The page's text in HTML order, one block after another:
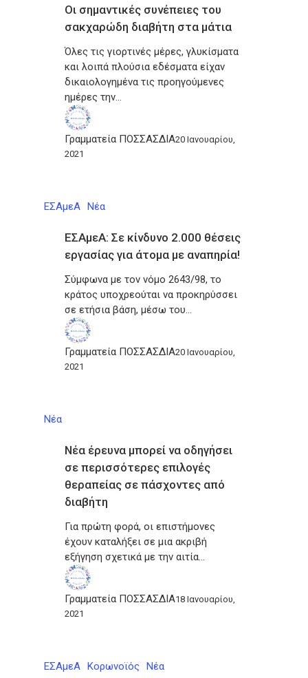
Οι σημαντικές συνέπειες του
σακχαρώδη διαβήτη στα μάτια
Όλες τις γιορτινές μέρες, γλυκίσματα
και λοιπά πλούσια εδέσματα είχαν
δικαιολογημένα τις προηγούμενες
ημέρες την…
Γραμματεία ΠΟΣΣΑΣΔΙΑ20 Ιανουαρίου,
2021
ΕΣΑμεΑ Νέα
ΕΣΑμεΑ: Σε κίνδυνο 2.000 θέσεις
εργασίας για άτομα με αναπηρία!
Σύμφωνα με τον νόμο 2643/98, το
κράτος υποχρεούται να προκηρύσσει
σε ετήσια βάση, μέσω του…
Γραμματεία ΠΟΣΣΑΣΔΙΑ20 Ιανουαρίου,
2021
Νέα
Νέα έρευνα μπορεί να οδηγήσει
σε περισσότερες επιλογές
θεραπείας σε πάσχοντες από
διαβήτη
Για πρώτη φορά, οι επιστήμονες
έχουν καταλήξει σε μια ακριβή
εξήγηση σχετικά με την αιτία…
Γραμματεία ΠΟΣΣΑΣΔΙΑ18 Ιανουαρίου,
2021
ΕΣΑμεΑ Κορωνοϊός Νέα